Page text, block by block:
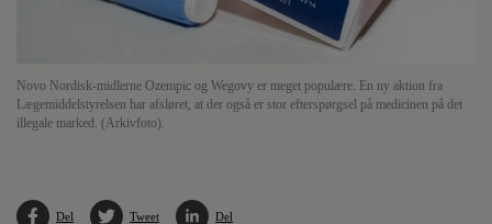
Novo Nordisk-midlerne Ozempic og Wegovy er meget populære. En ny aktion fra
Lægemiddelstyrelsen har afsløret, at der også er stor efterspørgsel på medicinen på det
illegale marked. (Arkivfoto).
Del Tweet Del